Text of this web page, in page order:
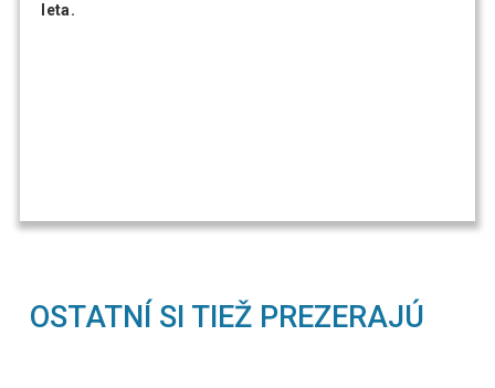
leta.
OSTATNÍ SI TIEŽ PREZERAJÚ